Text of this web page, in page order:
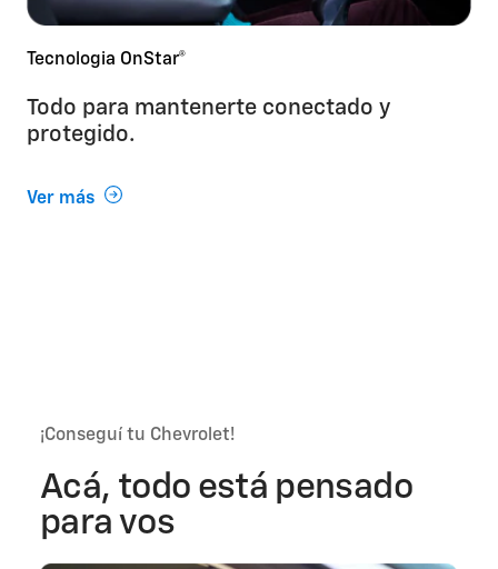
Tecnologia OnStar®
Todo para mantenerte conectado y
protegido.
Ver más
¡Conseguí tu Chevrolet!
Acá, todo está pensado
para vos